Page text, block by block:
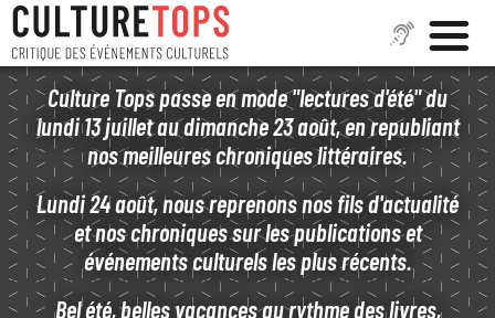
Aller
au
contenu
principal
Culture Tops passe en mode "lectures d'été" du
lundi 13 juillet au dimanche 23 août, en republiant
nos meilleures chroniques littéraires.
Lundi 24 août, nous reprenons nos fils d'actualité
et nos chroniques sur les publications et
événements culturels les plus récents.
Bel été, belles vacances au rythme des livres,